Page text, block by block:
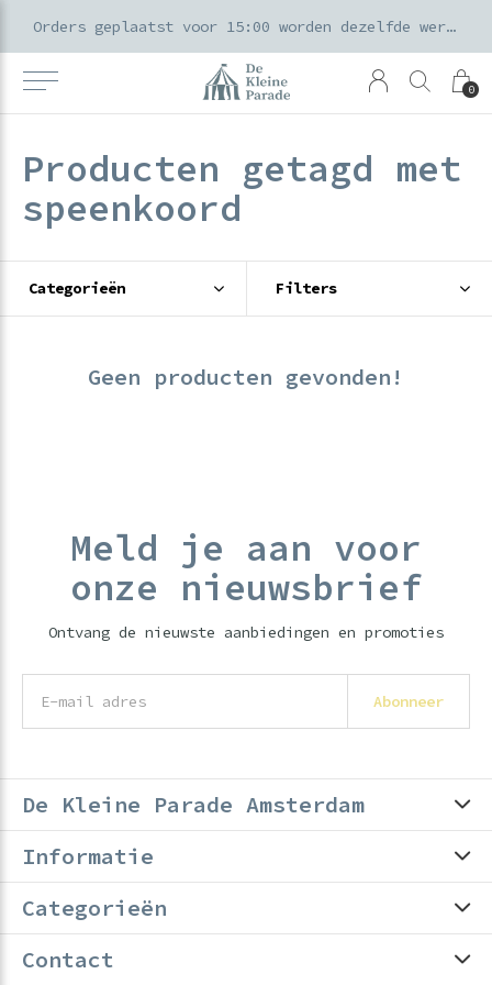
0
Orders geplaatst voor 15:00 worden dezelfde werkdag verzonden
Producten getagd met
speenkoord
Categorieën Filters
Geen producten gevonden!
Meld je aan voor
onze nieuwsbrief
Ontvang de nieuwste aanbiedingen en promoties
Abonneer
De Kleine Parade Amsterdam
Informatie
Categorieën
Contact